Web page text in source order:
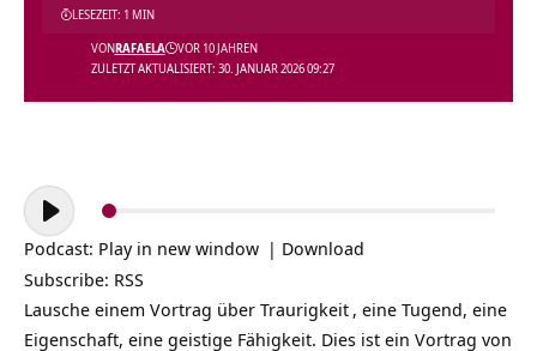
ZULETZT AKTUALISIERT: 30. JANUAR 2026 09:27
VONRAFAELA VOR 10 JAHREN
LESEZEIT: 1 MIN
Audio-
Player
Podcast: Play in new window | Download
Subscribe: RSS
Lausche einem Vortrag über Traurigkeit , eine Tugend, eine
Eigenschaft, eine geistige Fähigkeit. Dies ist ein Vortrag von